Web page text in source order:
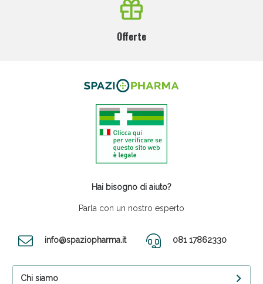
Offerte
Hai bisogno di aiuto?
Parla con un nostro esperto
info@spaziopharma.it 081 17862330
Chi siamo